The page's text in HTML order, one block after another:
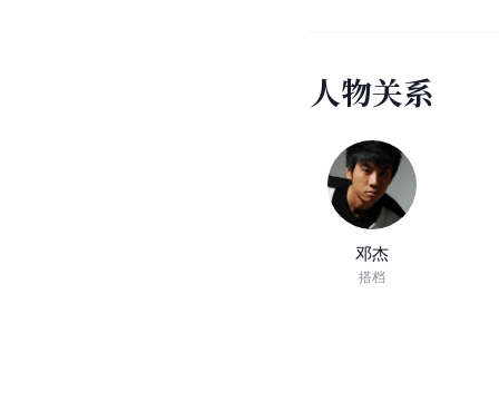
人物关系
邓杰
搭档